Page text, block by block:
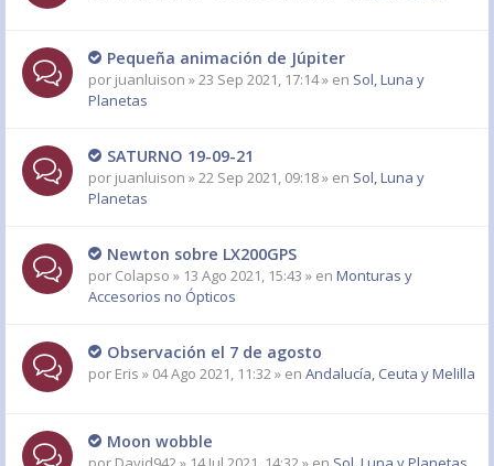
Pequeña animación de Júpiter
por juanluison » 23 Sep 2021, 17:14 » en Sol, Luna y
Planetas
SATURNO 19-09-21
por juanluison » 22 Sep 2021, 09:18 » en Sol, Luna y
Planetas
Newton sobre LX200GPS
por Colapso » 13 Ago 2021, 15:43 » en Monturas y
Accesorios no Ópticos
Observación el 7 de agosto
por Eris » 04 Ago 2021, 11:32 » en Andalucía, Ceuta y Melilla
Moon wobble